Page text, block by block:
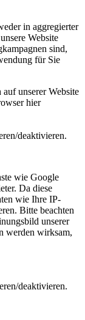
in aggregierter
Website
sind,
für Sie
unserer Website
hier
deaktivieren.
wie Google
Da diese
wie Ihre IP-
Bitte beachten
unserer
werden wirksam,
deaktivieren.